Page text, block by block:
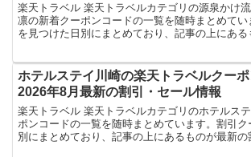
楽天トラベル 楽天トラベルカテゴリの源泉かけ
凛の新着クーポンコードの一覧を随時まとめて
を見つけた日別にまとめており、記事の上にある
ホテルステイ川崎の楽天トラベルクーポ
2026年8月最新の割引・セール情報
楽天トラベル 楽天トラベルカテゴリのホテルス
ポンコードの一覧を随時まとめています。割引ク
別にまとめており、記事の上にあるものが最新
ます。ホテル・旅館宿泊の予約などで使えるク